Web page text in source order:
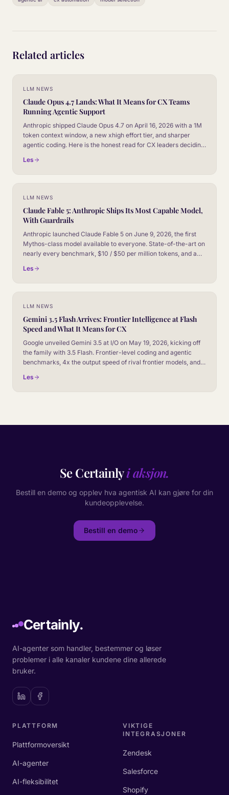
Related articles
LLM NEWS
Claude Opus 4.7 Lands: What It Means for CX Teams
Running Agentic Support
Anthropic shipped Claude Opus 4.7 on April 16, 2026 with a 1M
token context window, a new xhigh effort tier, and sharper
agentic coding. Here is the honest read for CX leaders deciding
Les
LLM NEWS
Claude Fable 5: Anthropic Ships Its Most Capable Model,
With Guardrails
Anthropic launched Claude Fable 5 on June 9, 2026, the first
Mythos-class model available to everyone. State-of-the-art on
nearly every benchmark, $10 / $50 per million tokens, and a
topics. Here is the read for CX leaders.
Les
LLM NEWS
Gemini 3.5 Flash Arrives: Frontier Intelligence at Flash
Speed and What It Means for CX
Google unveiled Gemini 3.5 at I/O on May 19, 2026, kicking off
the family with 3.5 Flash. Frontier-level coding and agentic
benchmarks, 4x the output speed of rival frontier models, and
against Gemini 3.1.
Les
Se Certainlyi aksjon.
Bestill en demo og opplev hva agentisk AI kan gjøre for din
kundeopplevelse.
Bestill en demo
Certainly.
AI-agenter som handler, bestemmer og løser
problemer i alle kanaler kundene dine allerede
bruker.
PLATTFORM
Plattformoversikt
AI-agenter
AI-fleksibilitet
VIKTIGE
INTEGRASJONER
Zendesk
Salesforce
Shopify